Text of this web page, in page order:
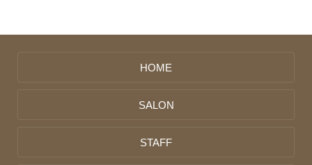
HOME
SALON
STAFF